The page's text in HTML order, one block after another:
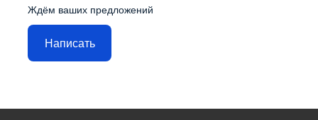
Ждём ваших предложений
Написать